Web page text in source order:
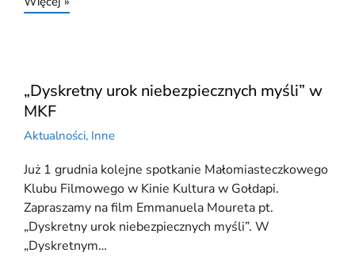
„Dyskretny urok niebezpiecznych myśli” w
MKF
Aktualności, Inne
Już 1 grudnia kolejne spotkanie Małomiasteczkowego
Klubu Filmowego w Kinie Kultura w Gołdapi.
Zapraszamy na film Emmanuela Moureta pt.
„Dyskretny urok niebezpiecznych myśli”. W
„Dyskretnym…